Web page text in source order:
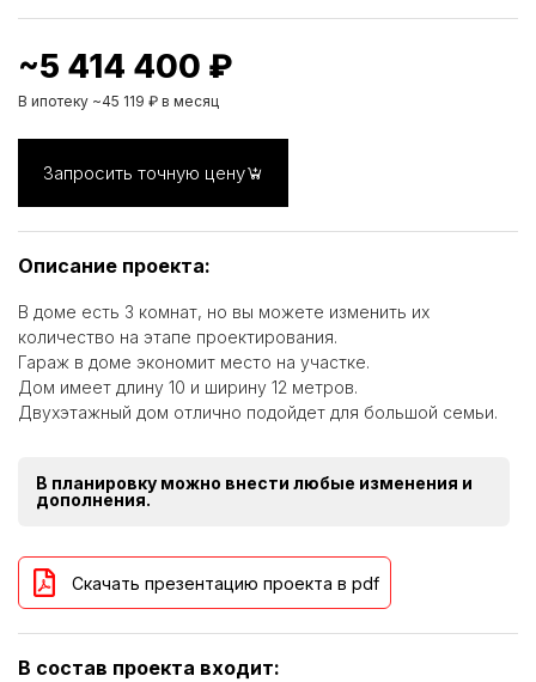
~5 414 400 ₽
В ипотеку ~45 119 ₽ в месяц
Запросить точную цену
Описание проекта:
В доме есть 3 комнат, но вы можете изменить их
количество на этапе проектирования.
Гараж в доме экономит место на участке.
Дом имеет длину 10 и ширину 12 метров.
Двухэтажный дом отлично подойдет для большой семьи.
В планировку можно внести любые изменения и
дополнения.
Скачать презентацию проекта в pdf
В состав проекта входит: